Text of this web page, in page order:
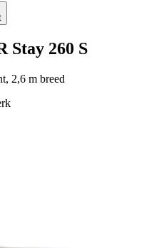
Stay 260 S
2,6 m breed